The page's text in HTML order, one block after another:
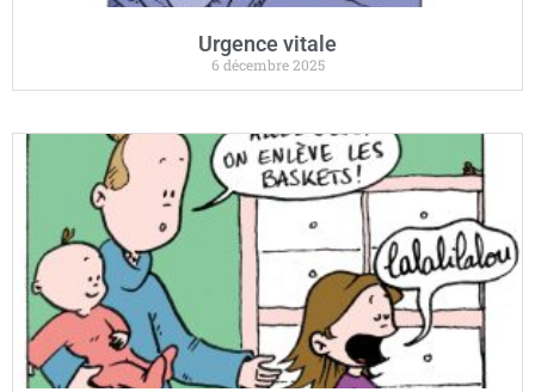
Urgence vitale
6 décembre 2025